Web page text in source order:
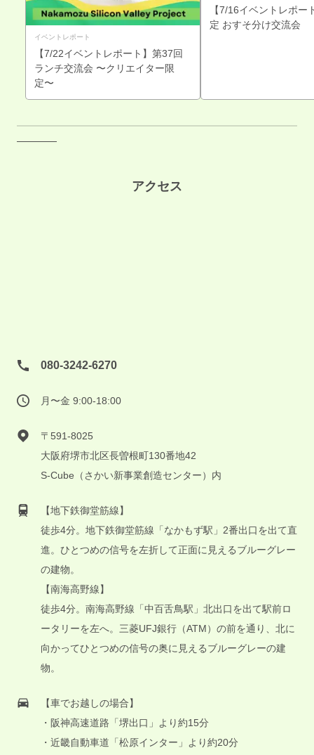
イベントレポート
【7/22イベントレポート】第37回
ランチ交流会 〜クリエイター限
定〜
【7/16イベントレポー
定 おすそ分け交流会
アクセス
080-3242-6270
月〜金 9:00-18:00
〒591-8025
大阪府堺市北区長曽根町130番地42
S-Cube（さかい新事業創造センター）内
【地下鉄御堂筋線】
徒歩4分。地下鉄御堂筋線「なかもず駅」2番出口を出て直
進。ひとつめの信号を左折して正面に見えるブルーグレー
の建物。
【南海高野線】
徒歩4分。南海高野線「中百舌鳥駅」北出口を出て駅前ロ
ータリーを左へ。三菱UFJ銀行（ATM）の前を通り、北に
向かってひとつめの信号の奥に見えるブルーグレーの建
物。
【車でお越しの場合】
・阪神高速道路「堺出口」より約15分
・近畿自動車道「松原インター」より約20分